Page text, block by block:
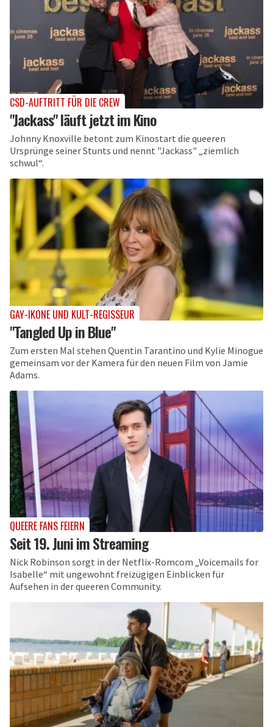
CSD-AUFTRITT FÜR DIE CREW
"Jackass" läuft jetzt im Kino
Johnny Knoxville betont zum Kinostart die queeren
Ursprünge seiner Stunts und nennt "Jackass" „ziemlich
schwul“.
GAY-IKONE UND KULT-REGISSEUR
"Tangled Up in Blue"
Zum ersten Mal stehen Quentin Tarantino und Kylie Minogue
gemeinsam vor der Kamera für den neuen Film von Jamie
Adams.
QUEERE FANS FEIERN
Seit 19. Juni im Streaming
Nick Robinson sorgt in der Netflix-Romcom „Voicemails for
Isabelle“ mit ungewohnt freizügigen Einblicken für
Aufsehen in der queeren Community.